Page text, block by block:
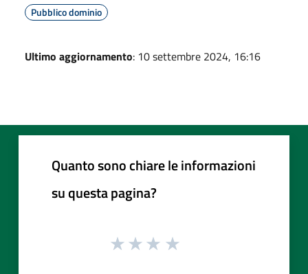
Pubblico dominio
Ultimo aggiornamento: 10 settembre 2024, 16:16
Quanto sono chiare le informazioni
su questa pagina?